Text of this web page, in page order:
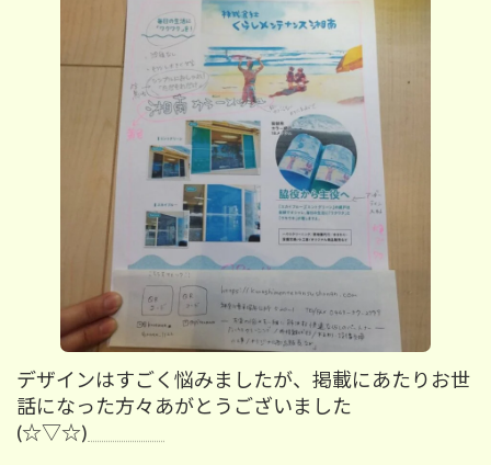
デザインはすごく悩みましたが、掲載にあたりお世
話になった方々あがとうございました
(☆▽☆)